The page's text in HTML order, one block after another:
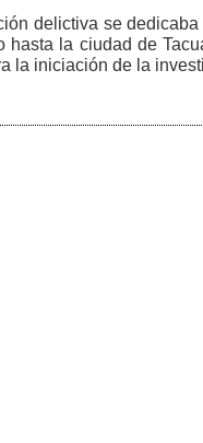
delictiva se
hasta la ciudad de
la iniciación de la